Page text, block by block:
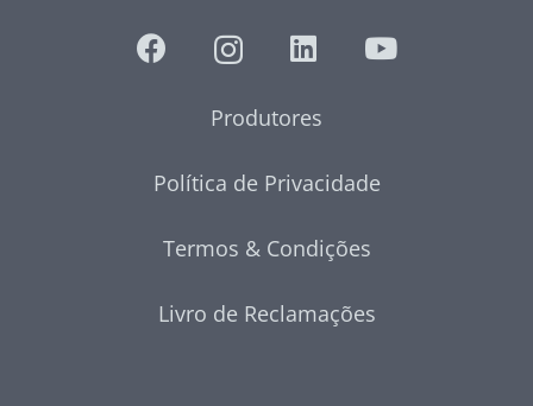
Produtores
Política de Privacidade
Termos & Condições
Livro de Reclamações